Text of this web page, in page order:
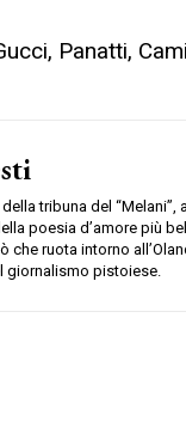
Panatti,
tribuna del
poesia d’amore più
ruota intorno
giornalismo pistoiese.